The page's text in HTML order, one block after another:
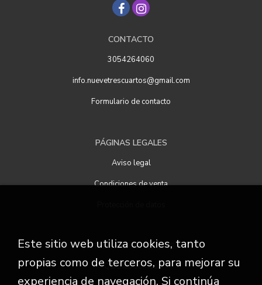
CONTACTO
3054264060
info.nuevetrescuartos@gmail.com
Formulario de contacto
PÁGINAS LEGALES
Aviso legal
Condiciones de venta
ATENCIÓN AL CLIENTE
Quiénes somos
Este sitio web utiliza cookies, tanto
propias como de terceros, para mejorar su
experiencia de navegación. Si continúa